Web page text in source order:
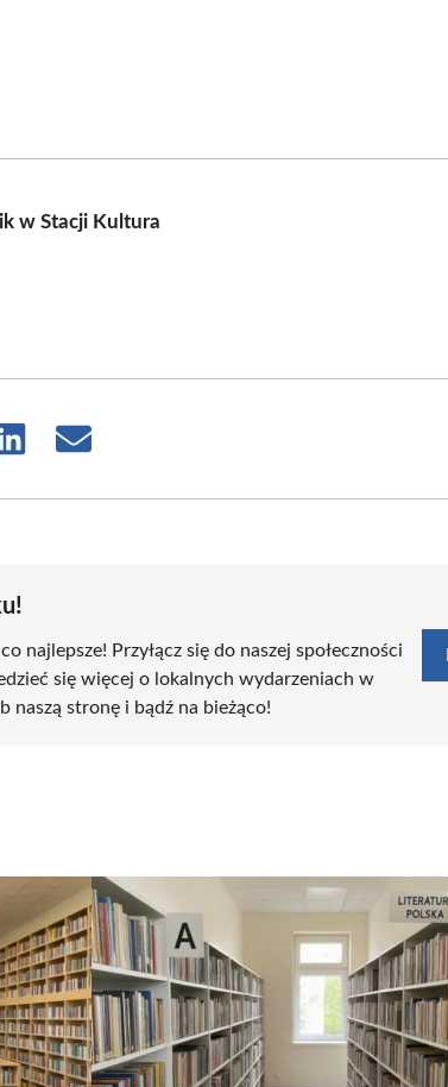
w Stacji Kultura
Share
Share
najlepsze! Przyłącz się do naszej społeczności
się więcej o lokalnych wydarzeniach w
naszą stronę i bądź na bieżąco!